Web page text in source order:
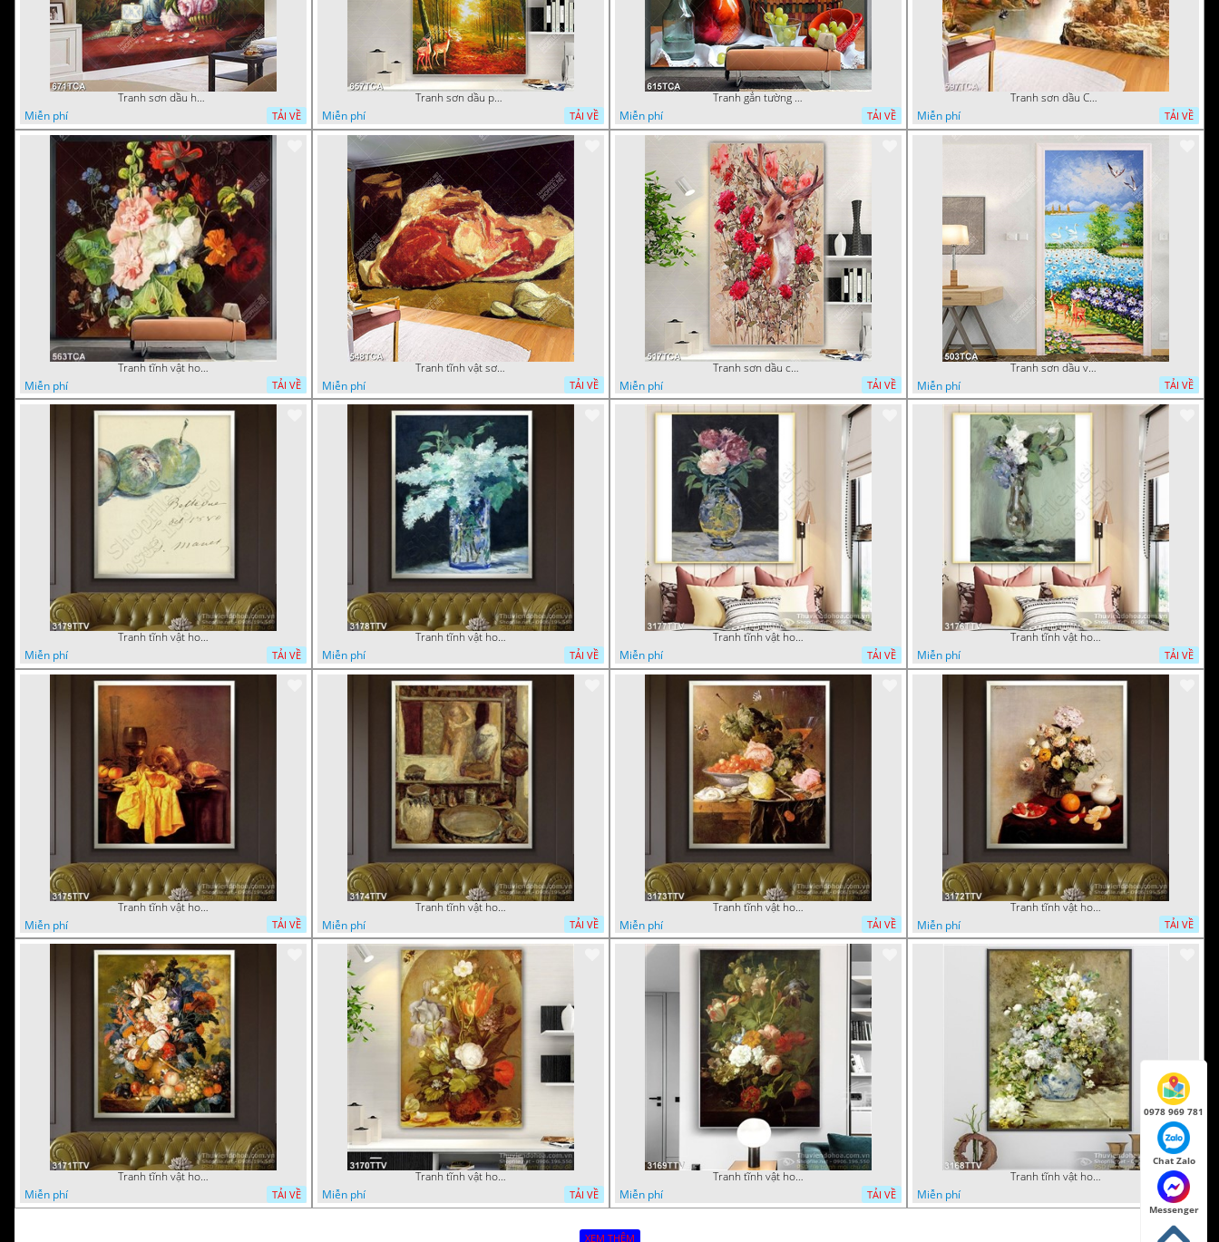
Tranh sơn dầu hoa quả tĩnh vật nghệ thuật gắn tường
Miễn phí
TẢI VỀ
Tranh sơn dầu phong cảnh mùa thu cây lá vàng và nai trang trí tường
Miễn phí
TẢI VỀ
Tranh gắn tường hoa quả nghệ thuật
Miễn phí
TẢI VỀ
Tranh sơn dầu Châu Âu phong cảnh ngôi làng bên dòng sông
Miễn phí
TẢI VỀ
Tranh tĩnh vật hoa quả decor phòng khách in uv
Miễn phí
TẢI VỀ
Tranh tĩnh vật sơn dầu nước ngoài trang trí phòng bếp
Miễn phí
TẢI VỀ
Tranh sơn dầu chú nai trong vườn hoa decor tường in uv
Miễn phí
TẢI VỀ
Tranh sơn dầu vườn hoa bên dòng sông decor tường
Miễn phí
TẢI VỀ
Tranh tĩnh vật hoa quả sơn dầu dán tường đẹp
Miễn phí
TẢI VỀ
Tranh tĩnh vật hoa quả sơn dầu trang trí tường đẹp
Miễn phí
TẢI VỀ
Tranh tĩnh vật hoa quả sơn dầu nghệ thuật
Miễn phí
TẢI VỀ
Tranh tĩnh vật hoa quả sơn dầu trang trí tường
Miễn phí
TẢI VỀ
Tranh tĩnh vật hoa quả sơn dầu trang trí đẹp
Miễn phí
TẢI VỀ
Tranh tĩnh vật hoa quả sơn dầu nghệ thuật
Miễn phí
TẢI VỀ
Tranh tĩnh vật hoa quả sơn dầu độc đáo đẹp
Miễn phí
TẢI VỀ
Tranh tĩnh vật hoa quả sơn dầu trang trí phòng ngủ
Miễn phí
TẢI VỀ
Tranh tĩnh vật hoa quả sơn dầu đẹp
Miễn phí
TẢI VỀ
Tranh tĩnh vật hoa quả sơn dầu độc đáo
Miễn phí
TẢI VỀ
Tranh tĩnh vật hoa quả sơn dầu trang trí tường
Miễn phí
TẢI VỀ
Tranh tĩnh vật hoa quả sơn dầu nghệ thuật
Miễn phí
TẢI VỀ
XEM THÊM
0978 969 781
Chat Zalo
Messenger